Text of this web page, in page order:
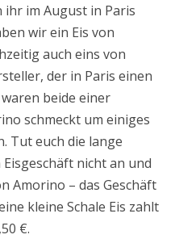
im August in Paris
wir ein Eis von
auch eins von
der in Paris einen
beide einer
schmeckt um einiges
Tut euch die lange
nicht an und
Amorino – das Geschäft
kleine Schale Eis zahlt
€.